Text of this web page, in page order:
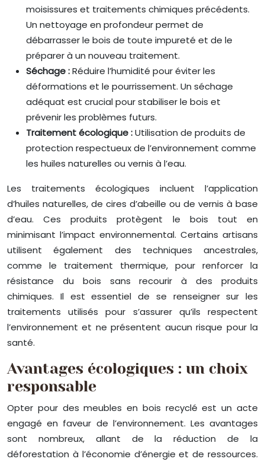
moisissures et traitements chimiques précédents.
Un nettoyage en profondeur permet de
débarrasser le bois de toute impureté et de le
préparer à un nouveau traitement.
Séchage :Réduire l’humidité pour éviter les
déformations et le pourrissement. Un séchage
adéquat est crucial pour stabiliser le bois et
prévenir les problèmes futurs.
Traitement écologique :Utilisation de produits de
protection respectueux de l’environnement comme
les huiles naturelles ou vernis à l’eau.
Les traitements écologiques incluent l’application
d’huiles naturelles, de cires d’abeille ou de vernis à base
d’eau. Ces produits protègent le bois tout en
minimisant l’impact environnemental. Certains artisans
utilisent également des techniques ancestrales,
comme le traitement thermique, pour renforcer la
résistance du bois sans recourir à des produits
chimiques. Il est essentiel de se renseigner sur les
traitements utilisés pour s’assurer qu’ils respectent
l’environnement et ne présentent aucun risque pour la
santé.
Avantages écologiques : un choix
responsable
Opter pour des meubles en bois recyclé est un acte
engagé en faveur de l’environnement. Les avantages
sont nombreux, allant de la réduction de la
déforestation à l’économie d’énergie et de ressources.